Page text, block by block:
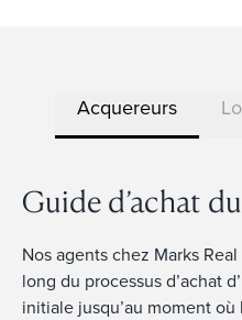
Acquereurs
Guide d’achat
Nos agents chez Marks
long du processus d’achat
initiale jusqu’au moment